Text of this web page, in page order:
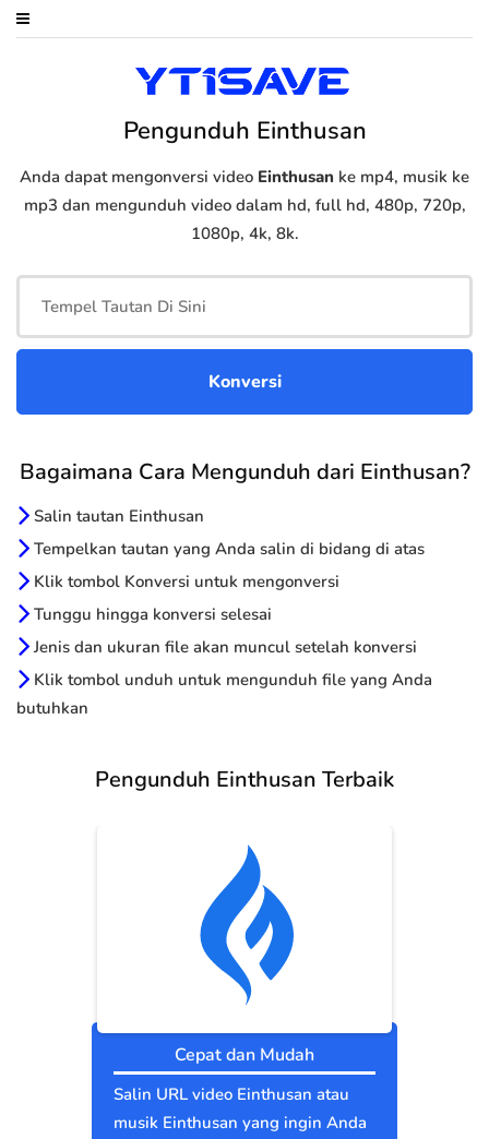
Pengunduh Einthusan
Anda dapat mengonversi video Einthusan ke mp4, musik ke
mp3 dan mengunduh video dalam hd, full hd, 480p, 720p,
1080p, 4k, 8k.
Bagaimana Cara Mengunduh dari Einthusan?
Salin tautan Einthusan
Tempelkan tautan yang Anda salin di bidang di atas
Klik tombol Konversi untuk mengonversi
Tunggu hingga konversi selesai
Jenis dan ukuran file akan muncul setelah konversi
Klik tombol unduh untuk mengunduh file yang Anda
butuhkan
Pengunduh Einthusan Terbaik
Cepat dan Mudah
Salin URL video Einthusan atau
musik Einthusan yang ingin Anda